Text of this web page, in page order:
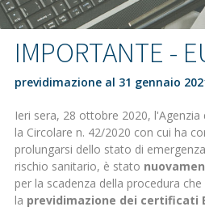
SERVIZIO CLIENTI
IMPORTANTE -
previdimazione al 31 gennaio
Ieri sera, 28 ottobre 2020,
la Circolare n. 42/2020 con cui ha
prolungarsi dello stato di
rischio sanitario, è stato
per la scadenza della procedura
la previdimazione dei certificati